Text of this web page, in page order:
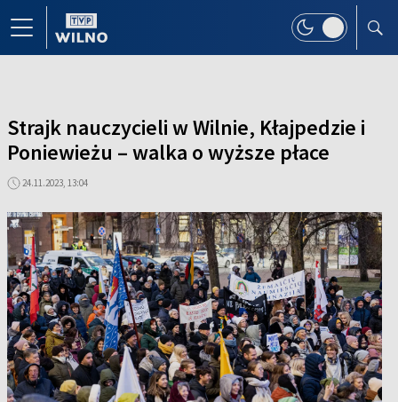
Strajk nauczycieli w Wilnie, Kłajpedzie i
Poniewieżu – walka o wyższe płace
24.11.2023, 13:04